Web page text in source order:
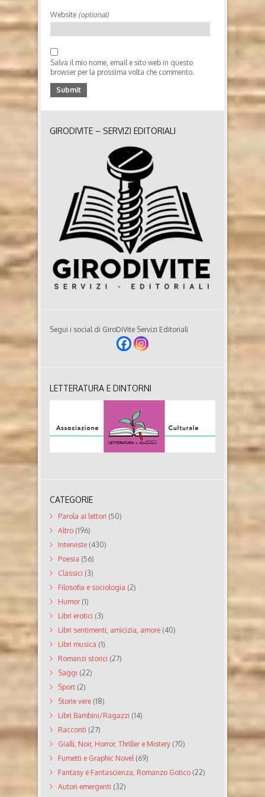
Website (optional)
Salva il mio nome, email e sito web in questo
browser per la prossima volta che commento.
GIRODIVITE – SERVIZI EDITORIALI
Segui i social di GiroDiVite Servizi Editoriali
LETTERATURA E DINTORNI
CATEGORIE
Parola ai lettori (50)
Altro (196)
Interviste (430)
Poesia (56)
Classici (3)
Filosofia e sociologia (2)
Humor(1)
Libri erotici (3)
Libri sentimenti, amicizia, amore (40)
Libri musica (1)
Romanzi storici (27)
Saggi (22)
Sport (2)
Storie vere (18)
Libri Bambini/Ragazzi (14)
Racconti (27)
Gialli, Noir, Horror, Thriller e Mistery (70)
Fumetti e Graphic Novel(69)
Fantasy e Fantascienza, Romanzo Gotico (22)
Autori emergenti (32)